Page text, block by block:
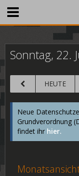
Sonntag, 22.
HEUTE
Neue
Grundverordnung
findet ihr hier.